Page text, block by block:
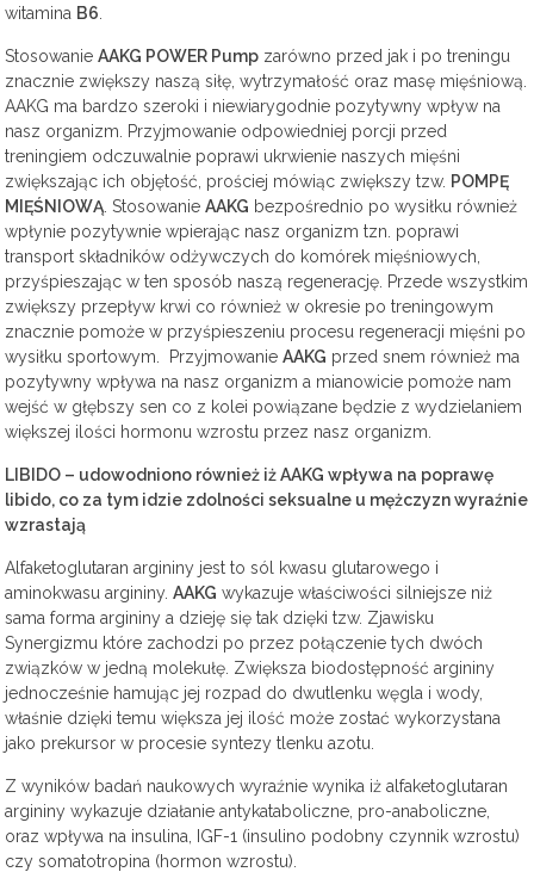
witamina B6
StosowanieAAKG POWER Pump zarówno przed jak i po treningu
znacznie zwiększy naszą siłę, wytrzymałość oraz masę mięśniową.
AAKG ma bardzo szeroki i niewiarygodnie pozytywny wpływ na
nasz organizm. Przyjmowanie odpowiedniej porcji przed
treningiem odczuwalnie poprawi ukrwienie naszych mięśni
zwiększając ich objętość, prościej mówiąc zwiększy tzw. POMPĘ
MIĘŚNIOWĄ . StosowanieAAKG bezpośrednio po wysiłku również
wpłynie pozytywnie wpierając nasz organizm tzn. poprawi
transport składników odżywczych do komórek mięśniowych,
przyśpieszając w ten sposób naszą regenerację. Przede wszystkim
zwiększy przepływ krwi co również w okresie po treningowym
znacznie pomoże w przyśpieszeniu procesu regeneracji mięśni po
wysiłku sportowym. PrzyjmowanieAAKG przed snem również ma
pozytywny wpływa na nasz organizm a mianowicie pomoże nam
wejść w głębszy sen co z kolei powiązane będzie z wydzielaniem
większej ilości hormonu wzrostu przez nasz organizm.
LIBIDO – udowodniono również iż AAKG wpływa na poprawę
libido, co za tym idzie zdolności seksualne u mężczyzn wyraźnie
wzrastają
Alfaketoglutaran argininy jest to sól kwasu glutarowego i
aminokwasu argininy.AAKG wykazuje właściwości silniejsze niż
sama forma argininy a dzieję się tak dzięki tzw. Zjawisku
Synergizmu które zachodzi po przez połączenie tych dwóch
związków w jedną molekułę. Zwiększa biodostępność argininy
jednocześnie hamując jej rozpad do dwutlenku węgla i wody,
właśnie dzięki temu większa jej ilość może zostać wykorzystana
jako prekursor w procesie syntezy tlenku azotu.
Z wyników badań naukowych wyraźnie wynika iż alfaketoglutaran
argininy wykazuje działanie antykataboliczne, pro-anaboliczne,
oraz wpływa na insulina, IGF-1 (insulino podobny czynnik wzrostu)
czy somatotropina (hormon wzrostu).